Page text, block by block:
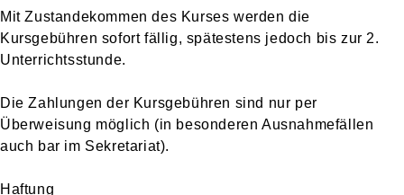
Mit Zustandekommen des Kurses werden die
Kursgebühren sofort fällig, spätestens jedoch bis zur 2.
Unterrichtsstunde.
Die Zahlungen der Kursgebühren sind nur per
Überweisung möglich (in besonderen Ausnahmefällen
auch bar im Sekretariat).
Haftung